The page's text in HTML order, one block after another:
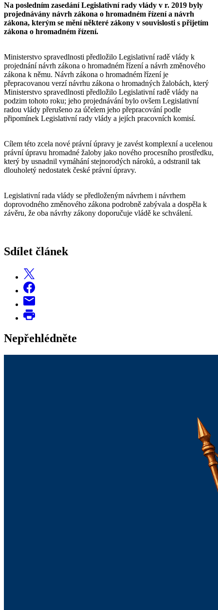
Na posledním zasedání Legislativní rady vlády v r. 2019 byly
projednávány návrh zákona o hromadném řízení a návrh
zákona, kterým se mění některé zákony v souvislosti s přijetím
zákona o hromadném řízení.
Ministerstvo spravedlnosti předložilo Legislativní radě vlády k
projednání návrh zákona o hromadném řízení a návrh změnového
zákona k němu. Návrh zákona o hromadném řízení je
přepracovanou verzí návrhu zákona o hromadných žalobách, který
Ministerstvo spravedlnosti předložilo Legislativní radě vlády na
podzim tohoto roku; jeho projednávání bylo ovšem Legislativní
radou vlády přerušeno za účelem jeho přepracování podle
připomínek Legislativní rady vlády a jejích pracovních komisí.
Cílem této zcela nové právní úpravy je zavést komplexní a ucelenou
právní úpravu hromadné žaloby jako nového procesního prostředku,
který by usnadnil vymáhání stejnorodých nároků, a odstranil tak
dlouholetý nedostatek české právní úpravy.
Legislativní rada vlády se předloženým návrhem i návrhem
doprovodného změnového zákona podrobně zabývala a dospěla k
závěru, že oba návrhy zákony doporučuje vládě ke schválení.
Sdílet článek
Nepřehlédněte